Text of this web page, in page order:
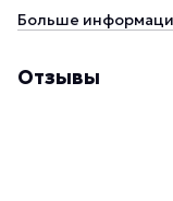
Больше
Отзывы